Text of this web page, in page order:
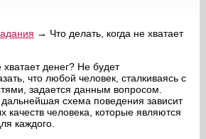
→ Что делать, когда не хватает
хватает денег? Не будет
что любой человек, сталкиваясь с
задается данным вопросом.
дальнейшая схема поведения зависит
качеств человека, которые являются
каждого.